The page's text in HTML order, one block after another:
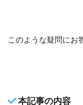
このような疑問にお
本記事の内容